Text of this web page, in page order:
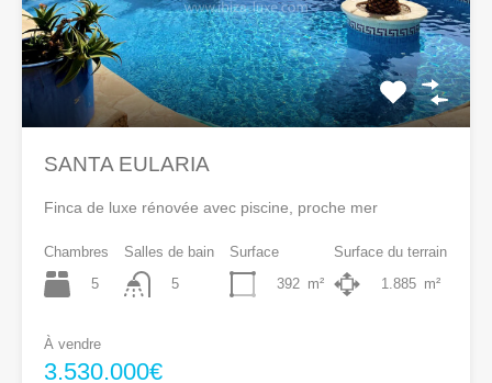
SANTA EULARIA
Finca de luxe rénovée avec piscine, proche mer
Chambres
5
Salles de bain
5
Surface
392 m²
Surface du terrain
1.885 m²
À vendre
3.530.000€